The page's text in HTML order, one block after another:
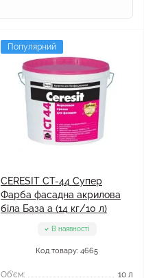
Популярний
CERESIT CT-44 Супер
Фарба фасадна акрилова
біла База а (14 кг/10 л)
В наявності
Код товару: 4665
Об'єм:
10 л